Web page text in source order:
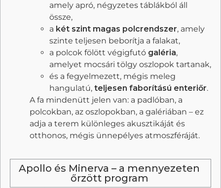
amely apró, négyzetes táblákból áll
össze,
a két szint magas polcrendszer, amely
szinte teljesen beborítja a falakat,
a polcok fölött végigfutó galéria,
amelyet mocsári tölgy oszlopok tartanak,
és a fegyelmezett, mégis meleg
hangulatú, teljesen faborítású enteriőr.
A fa mindenütt jelen van: a padlóban, a
polcokban, az oszlopokban, a galériában – ez
adja a terem különleges akusztikáját és
otthonos, mégis ünnepélyes atmoszféráját.
Apollo és Minerva – a mennyezeten
őrzött program